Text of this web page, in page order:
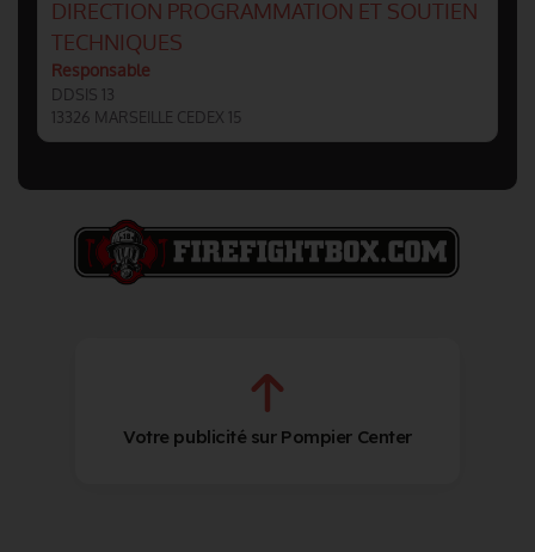
DIRECTION PROGRAMMATION ET SOUTIEN
TECHNIQUES
Responsable
DDSIS 13
13326 MARSEILLE CEDEX 15
Votre publicité sur Pompier Center